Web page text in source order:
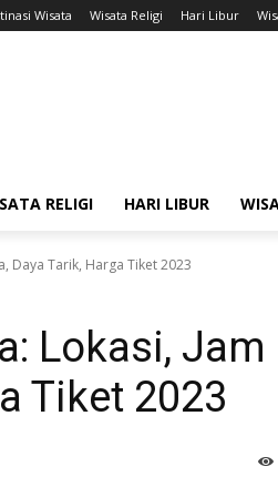
Wisata Wisata Religi Hari Libur
RELIGI HARI LIBUR
Daya Tarik, Harga Tiket 2023
Lokasi, Jam
Tiket 2023